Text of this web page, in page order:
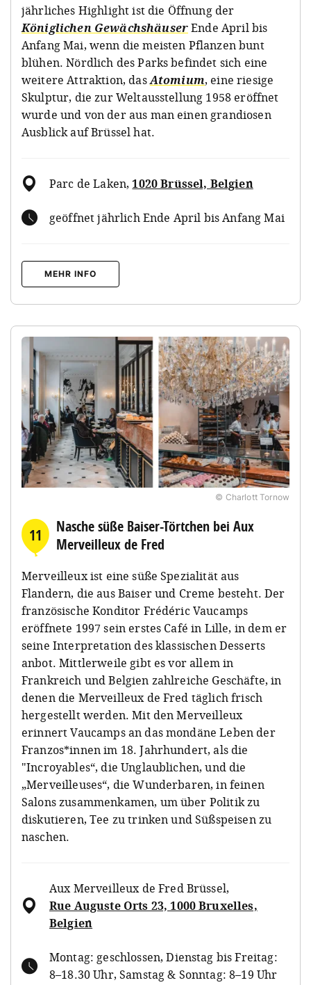
jährliches Highlight ist die Öffnung der
Königlichen GewächshäuserEnde April bis
Anfang Mai, wenn die meisten Pflanzen bunt
blühen. Nördlich des Parks befindet sich eine
weitere Attraktion, dasAtomium, eine riesige
Skulptur, die zur Weltausstellung 1958 eröffnet
wurde und von der aus man einen grandiosen
Ausblick auf Brüssel hat.
Parc de Laken,1020 Brüssel, Belgien
geöffnet jährlich Ende April bis Anfang Mai
MEHR INFO
© Charlott Tornow
11
Nasche süße Baiser-Törtchen bei Aux
Merveilleux de Fred
Merveilleux ist eine süße Spezialität aus
Flandern, die aus Baiser und Creme besteht. Der
französische Konditor Frédéric Vaucamps
eröffnete 1997 sein erstes Café in Lille, in dem er
seine Interpretation des klassischen Desserts
anbot. Mittlerweile gibt es vor allem in
Frankreich und Belgien zahlreiche Geschäfte, in
denen die Merveilleux de Fred täglich frisch
hergestellt werden. Mit den Merveilleux
erinnert Vaucamps an das mondäne Leben der
Franzos*innen im 18. Jahrhundert, als die
"Incroyables“, die Unglaublichen, und die
„Merveilleuses“, die Wunderbaren, in feinen
Salons zusammenkamen, um über Politik zu
diskutieren, Tee zu trinken und Süßspeisen zu
naschen.
Aux Merveilleux de Fred Brüssel,
Rue Auguste Orts 23, 1000 Bruxelles,
Belgien
Montag: geschlossen, Dienstag bis Freitag:
8–18.30 Uhr, Samstag & Sonntag: 8–19 Uhr